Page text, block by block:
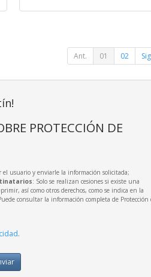
Ant. 01 02
PROTECCIÓN DE
el usuario y enviarle la información solicitada;
: Solo se realizan cesiones si existe una
así como otros derechos, como se indica en la
consultar la información completa de Protección
.